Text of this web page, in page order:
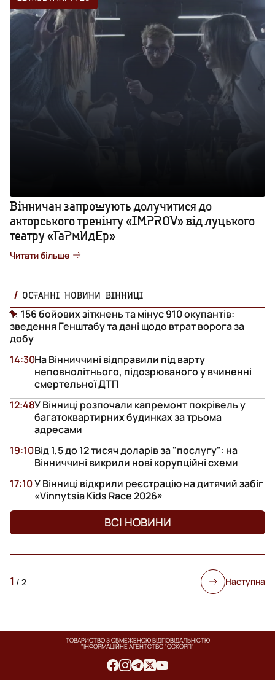
Вінничан запрошують долучитися до
акторського тренінгу «IMPROV» від луцького
театру «ГаРмИдЕр»
Читати більше
ОСТАННІ НОВИНИ ВІННИЦІ
156 бойових зіткнень та мінус 910 окупантів:
зведення Генштабу та дані щодо втрат ворога за
добу
На Вінниччині відправили під варту
неповнолітнього, підозрюваного у вчиненні
смертельної ДТП
14:30
У Вінниці розпочали капремонт покрівель у
багатоквартирних будинках за трьома
адресами
12:48
Від 1,5 до 12 тисяч доларів за "послугу": на
Вінниччині викрили нові корупційні схеми
19:10
У Вінниці відкрили реєстрацію на дитячий забіг
«Vinnytsia Kids Race 2026»
17:10
ВСІ НОВИНИ
1 / 2 Наступна
ТОВАРИСТВО З ОБМЕЖЕНОЮ ВІДПОВІДАЛЬНІСТЮ
"ІНФОРМАЦІЙНЕ АГЕНТСТВО "ОСКОРП"